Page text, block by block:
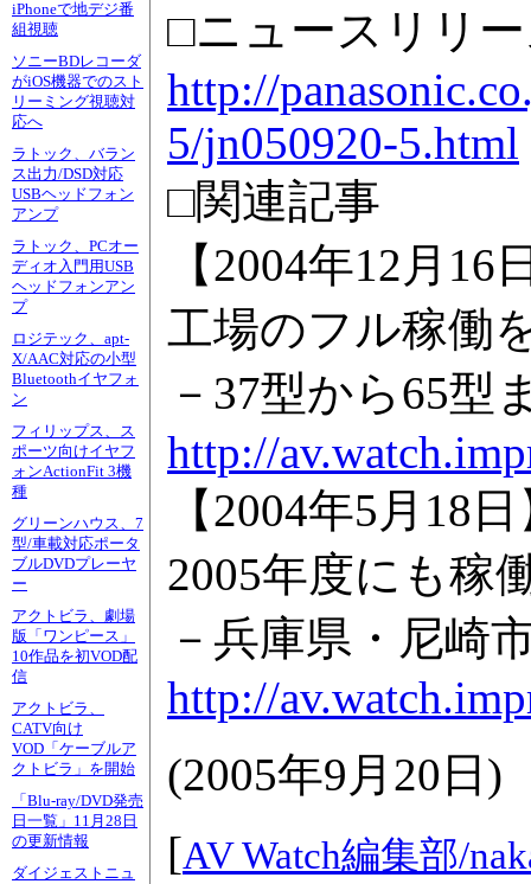
iPhoneで地デジ番
組視聴
ソニーBDレコーダ
がiOS機器でのスト
リーミング視聴対
応へ
ラトック、バラン
ス出力/DSD対応
USBヘッドフォン
アンプ
ラトック、PCオー
ディオ入門用USB
ヘッドフォンアン
プ
ロジテック、apt-
X/AAC対応の小型
Bluetoothイヤフォ
ン
フィリップス、ス
ポーツ向けイヤフ
ォンActionFit 3機
種
グリーンハウス、7
型/車載対応ポータ
ブルDVDプレーヤ
ー
アクトビラ、劇場
版「ワンピース」
10作品を初VOD配
信
アクトビラ、
CATV向け
VOD「ケーブルア
クトビラ」を開始
「Blu-ray/DVD発売
日一覧」11月28日
の更新情報
ダイジェストニュ
□ニュースリリ
http://
5/jn050920-5.html
□関連記事
【2004年12月
工場のフル稼働
－37型から65型
http://
【2004年5月18
2005年度にも稼
－兵庫県・尼崎
http://
(2005年9月20日 )
[AV Watch編集部/